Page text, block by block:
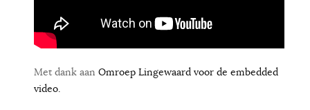
Met dank aan Omroep Lingewaard voor de embedded
video.